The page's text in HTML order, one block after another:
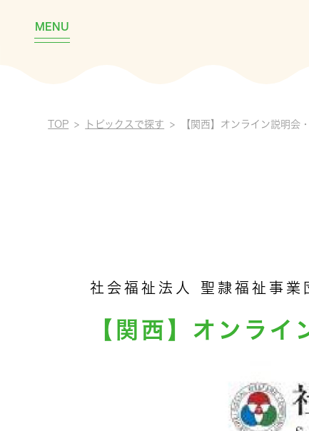
MENU
TOP トピックスで探す 【関西】オンライン説明会
社会福祉法人 聖隷福祉事業
【関西】オンラ